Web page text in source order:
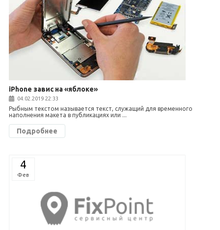
iPhone завис на «яблоке»
04.02.2019 22:33
Рыбным текстом называется текст, служащий для временного
наполнения макета в публикациях или ...
Подробнее
4
Фев